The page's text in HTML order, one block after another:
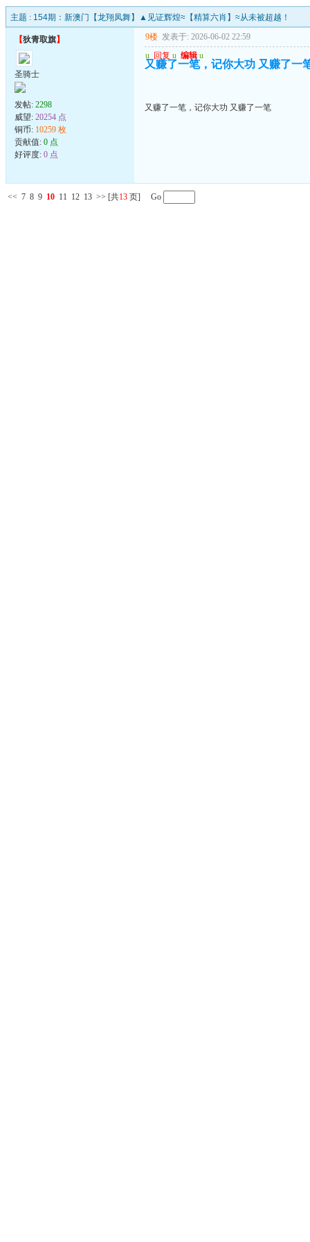
主题 : 154期：新澳门【龙翔凤舞】▲见证辉煌≈【精算六肖】≈从未被超越！
【狄青取旗】
圣骑士
发帖: 2298
威望: 20254 点
铜币: 10259 枚
贡献值: 0 点
好评度: 0 点
9楼 发表于: 2026-06-02 22:59
u 回复 u 编辑 u
又赚了一笔，记你大功 又赚了一
又赚了一笔，记你大功 又赚了一笔
<< 7 8 9 10 11 12 13 >> [共13 页] Go